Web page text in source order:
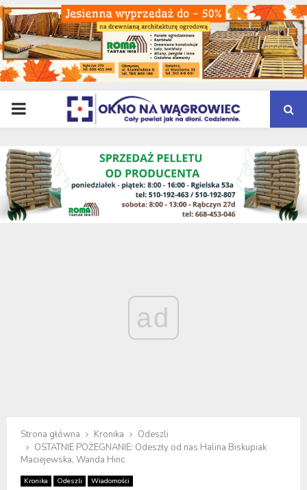
PRIMARY
MENU
ad
Strona główna Kronika
Odeszli
OSTATNIE POŻEGNANIE: Odeszły od nas Halina Biskupiak
Maciejewska, Wanda Hinc
Kronika Odeszli Wiadomości